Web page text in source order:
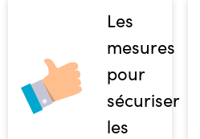
Les
mesures
pour
sécuriser
les